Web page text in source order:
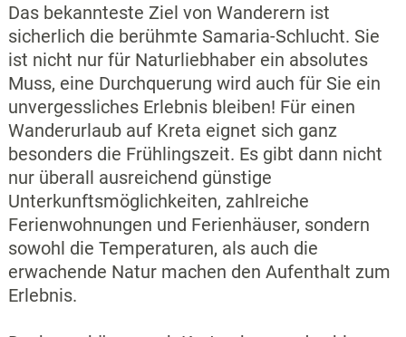
Das bekannteste Ziel von Wanderern ist
sicherlich die berühmte Samaria-Schlucht. Sie
ist nicht nur für Naturliebhaber ein absolutes
Muss, eine Durchquerung wird auch für Sie ein
unvergessliches Erlebnis bleiben! Für einen
Wanderurlaub auf Kreta eignet sich ganz
besonders die Frühlingszeit. Es gibt dann nicht
nur überall ausreichend günstige
Unterkunftsmöglichkeiten, zahlreiche
Ferienwohnungen und Ferienhäuser, sondern
sowohl die Temperaturen, als auch die
erwachende Natur machen den Aufenthalt zum
Erlebnis.